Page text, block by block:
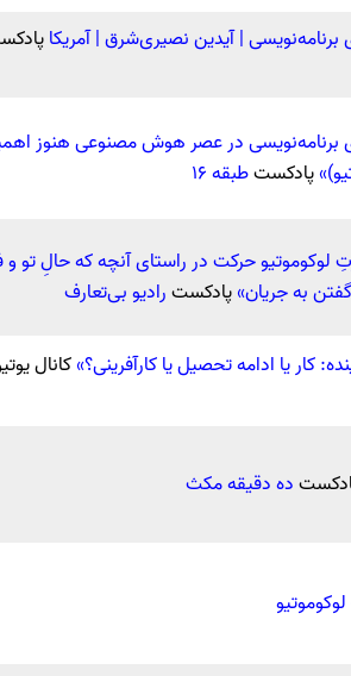
برنامه‌نویسی | آیدین نصیری‌شرق | آمریکا
یادگیری برنامه‌نویسی در عصر هوش مصنوعی هنوز
پادکستطبقه ۱۶
لوکوموتیو حرکت در راستای آنچه که حالِ تو
به جریان»پادکسترادیو بی‌تعارف
کانال
ده دقیقه مکث